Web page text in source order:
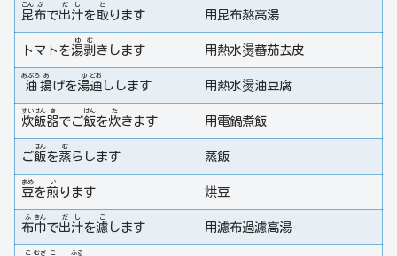
昆
こん
布
ぶ
で出
だ
汁
し
を取
と
ります 用昆布熬高湯
トマトを湯
ゆ
剥
む
きします 用熱水燙蕃茄去皮
油
あぶら
揚
あ
げを湯
ゆ
通
どお
しします 用熱水燙油豆腐
炊
すい
飯
はん
器
き
でご飯
はん
を炊
た
きます 用電鍋煮飯
ご飯
はん
を蒸
む
らします 蒸飯
豆
まめ
を煎
い
ります 烘豆
布
ふ
巾
きん
で出
だ
汁
し
を濾
こ
します 用濾布過濾高湯
こ むぎ こ ふる